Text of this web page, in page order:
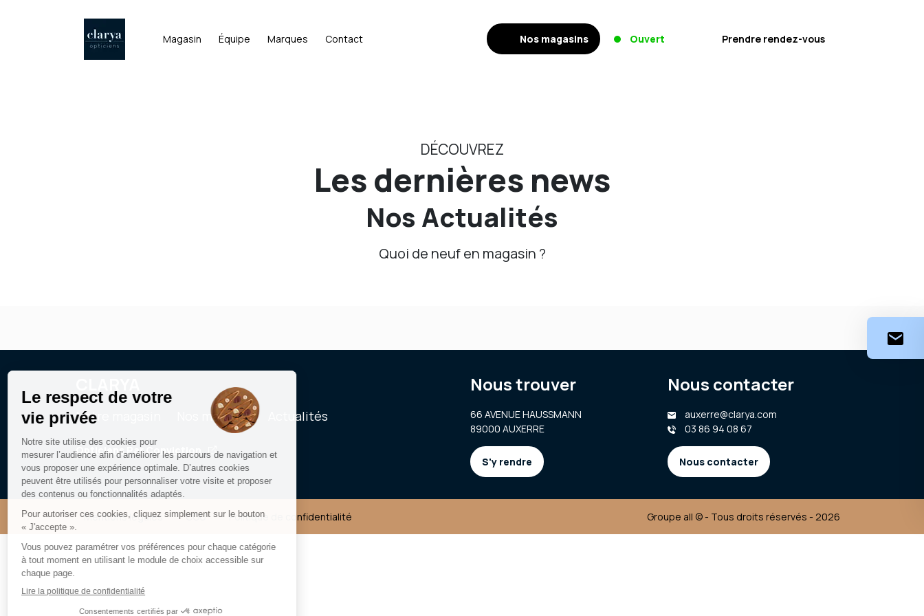
Magasin Équipe Marques Contact Nos magasins Ouvert Prendre rendez-vous
DÉCOUVREZ
Les dernières news
Nos Actualités
Quoi de neuf en magasin ?
Notre magasin Nos marques Actualités
Opticiens Par Conviction
Nous trouver
66 AVENUE HAUSSMANN
89000 AUXERRE
S'y rendre
Nous contacter
auxerre@clarya.com
03 86 94 08 67
Nous contacter
Mentions légales CGU Politique de confidentialité Groupe all © - Tous droits réservés - 2026